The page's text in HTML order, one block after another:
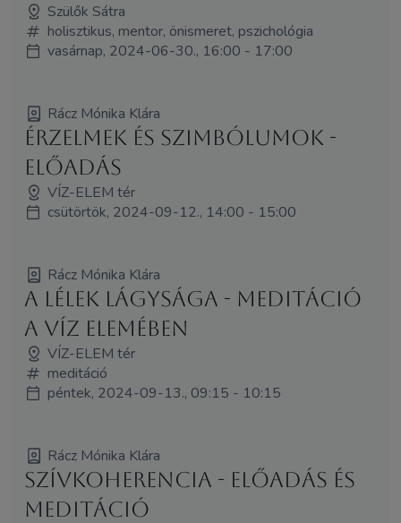
Szülők Sátra
holisztikus, mentor, önismeret, pszichológia
vasárnap, 2024-06-30., 16:00 - 17:00
Rácz Mónika Klára
Érzelmek és szimbólumok -
ELŐADÁS
VÍZ-ELEM tér
csütörtök, 2024-09-12., 14:00 - 15:00
Rácz Mónika Klára
A Lélek lágysága - MEDITÁCIÓ
a Víz elemében
VÍZ-ELEM tér
meditáció
péntek, 2024-09-13., 09:15 - 10:15
Rácz Mónika Klára
Szívkoherencia - ELŐADÁS és
MEDITÁCIÓ